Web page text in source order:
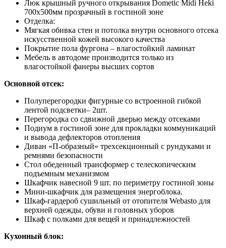
Люк крышный ручного открывания Dometic Midi Heki
700х500мм прозрачный в гостиной зоне
Отделка:
Мягкая обивка стен и потолка внутри основного отсека
искусственной кожей высокого качества
Покрытие пола фургона – влагостойкий ламинат
Мебель в автодоме производится только из
влагостойкой фанеры высших сортов
Основной отсек:
Полуперегородки фигурные со встроенной гибкой
лентой подсветки– 2шт.
Перегородка со сдвижной дверью между отсеками
Подиум в гостиной зоне для прокладки коммуникаций
и вывода дефлекторов отопления
Диван «П-образный» трехсекционный с рундуками и
ремнями безопасности
Стол обеденный трансформер с телескопическим
подъемным механизмом
Шкафчик навесной 9 шт. по периметру гостиной зоны
Мини-шкафчик для размещения энергоблока.
Шкаф-гардероб сушильный от отопителя Webasto для
верхней одежды, обуви и головных уборов
Шкаф с полками для вещей и принадлежностей
Кухонный блок: